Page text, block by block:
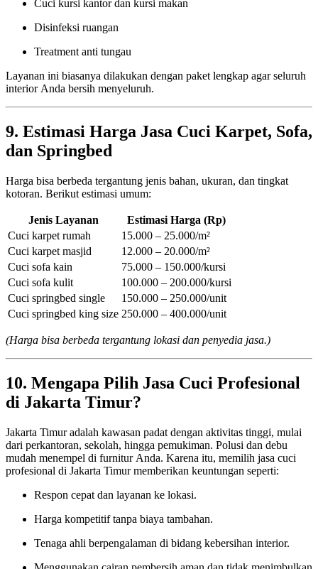
Cuci kursi kantor dan kursi makan
Disinfeksi ruangan
Treatment anti tungau
Layanan ini biasanya dilakukan dengan paket lengkap agar seluruh
interior Anda bersih menyeluruh.
9. Estimasi Harga Jasa Cuci Karpet, Sofa,
dan Springbed
Harga bisa berbeda tergantung jenis bahan, ukuran, dan tingkat
kotoran. Berikut estimasi umum:
Jenis Layanan
Estimasi Harga (Rp)
Cuci karpet rumah
15.000 – 25.000/m²
Cuci karpet masjid
12.000 – 20.000/m²
Cuci sofa kain
75.000 – 150.000/kursi
Cuci sofa kulit
100.000 – 200.000/kursi
Cuci springbed single
150.000 – 250.000/unit
Cuci springbed king size 250.000 – 400.000/unit
(Harga bisa berbeda tergantung lokasi dan penyedia jasa.)
10. Mengapa Pilih Jasa Cuci Profesional
di Jakarta Timur?
Jakarta Timur adalah kawasan padat dengan aktivitas tinggi, mulai
dari perkantoran, sekolah, hingga pemukiman. Polusi dan debu
mudah menempel di furnitur Anda. Karena itu, memilih jasa cuci
profesional di Jakarta Timur memberikan keuntungan seperti:
Respon cepat dan layanan ke lokasi.
Harga kompetitif tanpa biaya tambahan.
Tenaga ahli berpengalaman di bidang kebersihan interior.